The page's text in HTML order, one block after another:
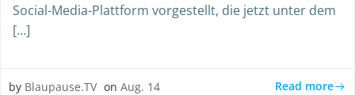
Social-Media-Plattform vorgestellt, die jetzt unter dem
[…]
by Blaupause.TV on Aug. 14 Read more